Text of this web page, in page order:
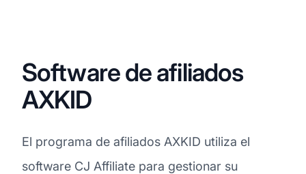
Software de afiliados
AXKID
El programa de afiliados AXKID utiliza el
software CJ Affiliate para gestionar su